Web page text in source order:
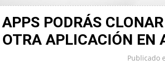
PODRÁS
APLICACIÓN EN
Publicado